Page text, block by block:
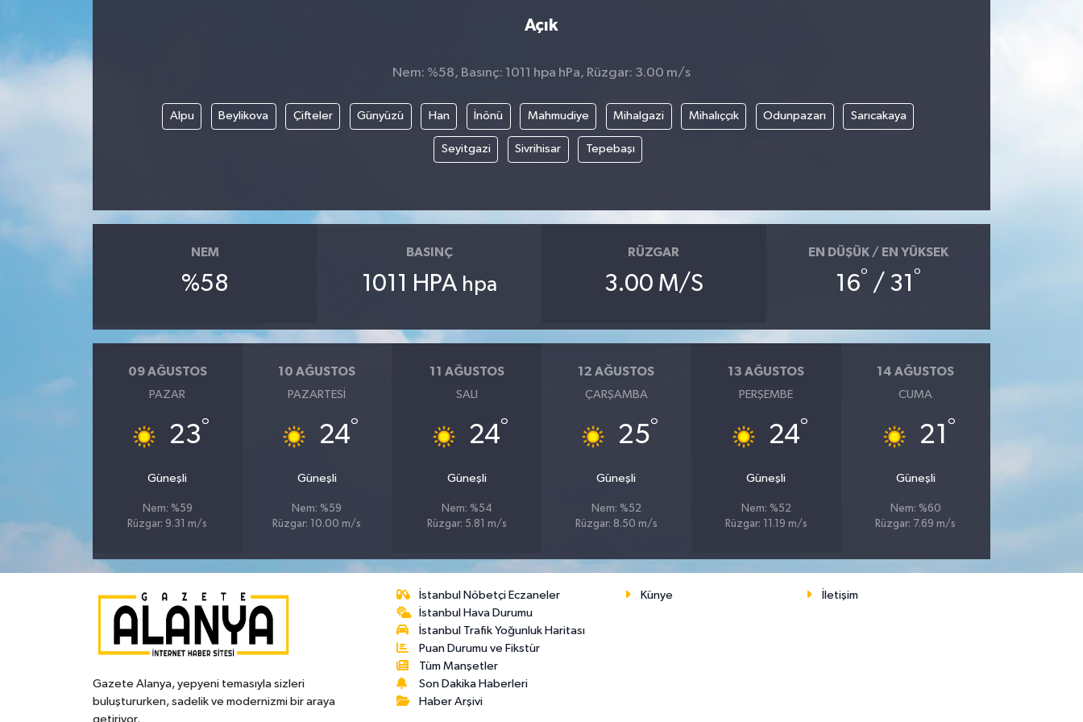
Açık
Nem: %58, Basınç: 1011 hpa hPa, Rüzgar: 3.00 m/s
Alpu Beylikova Çifteler Günyüzü Han İnönü Mahmudiye Mihalgazi Mihalıççık Odunpazarı Sarıcakaya
Seyitgazi Sivrihisar Tepebaşı
NEM
%58
BASINÇ
1011 HPA hpa
RÜZGAR
3.00 M/S
EN DÜŞÜK / EN YÜKSEK
16° / 31°
09 AĞUSTOS
PAZAR
23°
Güneşli
Nem: %59
Rüzgar: 9.31 m/s
10 AĞUSTOS
PAZARTESI
24°
Güneşli
Nem: %59
Rüzgar: 10.00 m/s
11 AĞUSTOS
SALI
24°
Güneşli
Nem: %54
Rüzgar: 5.81 m/s
12 AĞUSTOS
ÇARŞAMBA
25°
Güneşli
Nem: %52
Rüzgar: 8.50 m/s
13 AĞUSTOS
PERŞEMBE
24°
Güneşli
Nem: %52
Rüzgar: 11.19 m/s
14 AĞUSTOS
CUMA
21 °
Güneşli
Nem: %60
Rüzgar: 7.69 m/s
Gazete Alanya, yepyeni temasıyla sizleri
buluştururken, sadelik ve modernizmi bir araya
getiriyor.
İstanbul Nöbetçi Eczaneler
İstanbul Hava Durumu
İstanbul Trafik Yoğunluk Haritası
Puan Durumu ve Fikstür
Tüm Manşetler
Son Dakika Haberleri
Haber Arşivi
Künye İletişim